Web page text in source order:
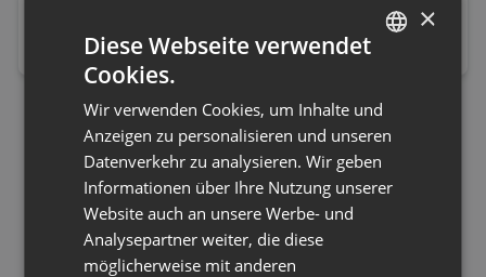
Weiterlesen
ENGLISH
×
Diese Webseite verwendet
Cookies.
Wir verwenden Cookies, um Inhalte und
Anzeigen zu personalisieren und unseren
Datenverkehr zu analysieren. Wir geben
Informationen über Ihre Nutzung unserer
Website auch an unsere Werbe- und
Analysepartner weiter, die diese
möglicherweise mit anderen